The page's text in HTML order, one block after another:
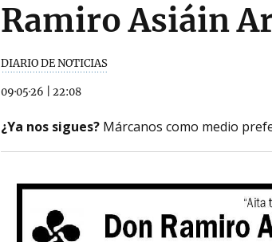
Ramiro Asiáin
DIARIO DE NOTICIAS
09·05·26 22:08
¿Ya nos sigues? Márcanos como medio